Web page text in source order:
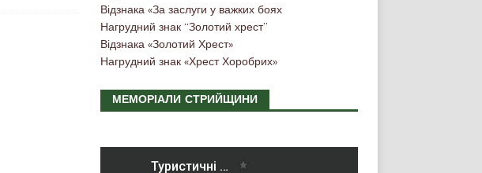
Відзнака «За заслуги у важких боях
Нагрудний знак “Золотий хрест”
Відзнака «Золотий Хрест»
Нагрудний знак «Хрест Хоробрих»
МЕМОРІАЛИ СТРИЙЩИНИ